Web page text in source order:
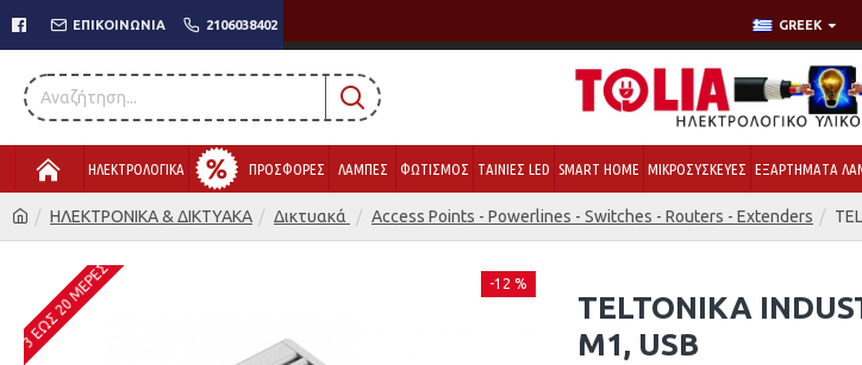
ΕΠΙΚΟΙΝΩΝΊΑ 2106038402 GREEK
ΗΛΕΚΤΡΟΛΟΓΙΚΑ ΠΡΟΣΦΟΡΕΣ ΛΑΜΠΕΣ ΦΩΤΙΣΜΟΣ ΤΑΙΝΙΕΣ LED SMART HOME ΜΙΚΡΟΣΥΣΚΕΥΕΣ ΕΞΑΡΤΗΜΑΤΑ
ΗΛΕΚΤΡΟΝΙΚΑ & ΔΙΚΤΥΑΚΑ Δικτυακά Access Points - Powerlines - Switches - Routers - Extenders
-12 %
3 ΈΩΣ 20 ΜΈΡΕΣ
TELTONIKA
M1, USB